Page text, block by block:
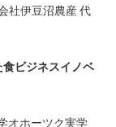
社伊豆沼農産 代
ビジネスイノベ
オホーツク実学